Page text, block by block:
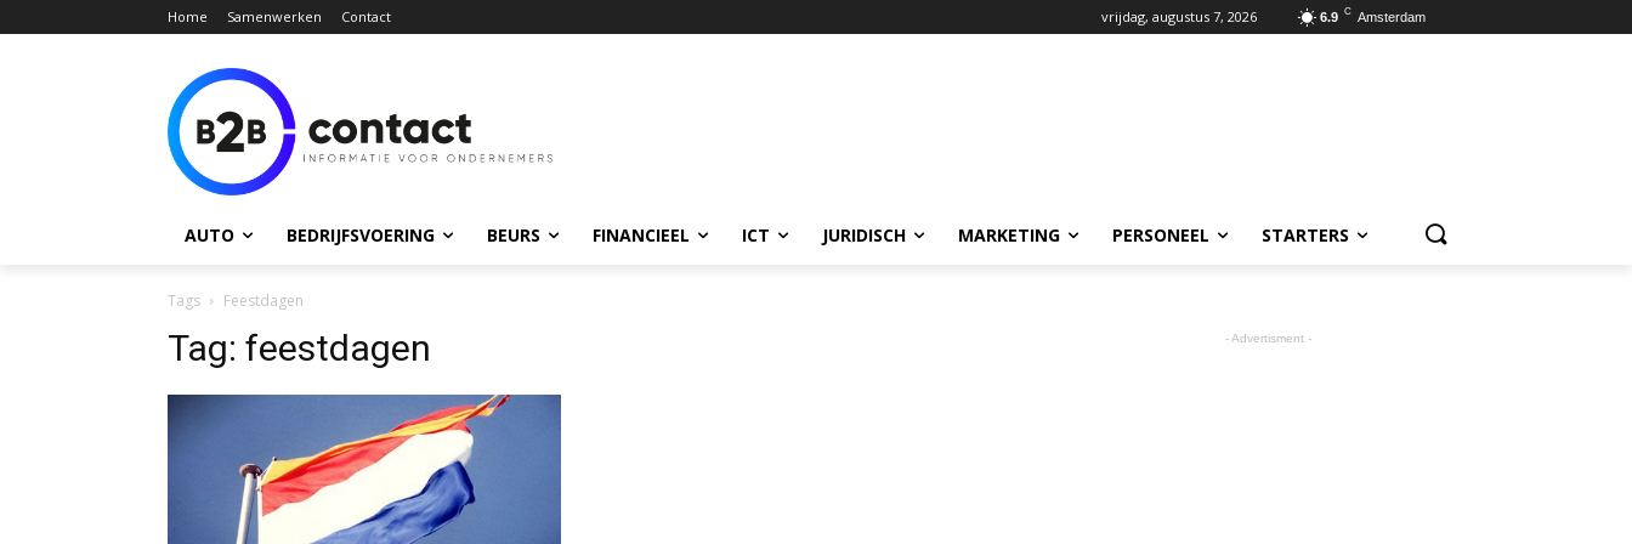
6.9 C Amsterdam
vrijdag, augustus 7, 2026
Home Samenwerken Contact
AUTO BEDRIJFSVOERING BEURS FINANCIEEL ICT JURIDISCH MARKETING PERSONEEL STARTERS
Tags Feestdagen
Tag: feestdagen - Advertisment -